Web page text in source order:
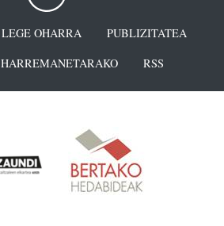
LEGE OHARRA
PUBLIZITATEA
HARREMANETARAKO RSS